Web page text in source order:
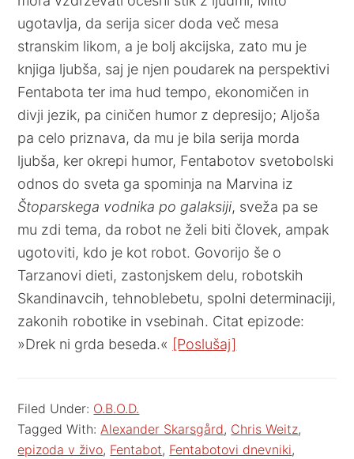
ugotavlja, da serija sicer doda več mesa
stranskim likom, a je bolj akcijska, zato mu je
knjiga ljubša, saj je njen poudarek na perspektivi
Fentabota ter ima hud tempo, ekonomičen in
divji jezik, pa ciničen humor z depresijo; Aljoša
pa celo priznava, da mu je bila serija morda
ljubša, ker okrepi humor, Fentabotov svetobolski
odnos do sveta ga spominja na Marvina iz
Štoparskega vodnika po galaksiji, sveža pa se
mu zdi tema, da robot ne želi biti človek, ampak
ugotoviti, kdo je kot robot. Govorijo še o
Tarzanovi dieti, zastonjskem delu, robotskih
Skandinavcih, tehnoblebetu, spolni determinaciji,
zakonih robotike in vsebinah. Citat epizode:
»Drek ni grda beseda.« [Poslušaj]
Filed Under: O.B.O.D.
Tagged With: Alexander Skarsgård, Chris Weitz,
epizoda v živo, Fentabot, Fentabotovi dnevniki,